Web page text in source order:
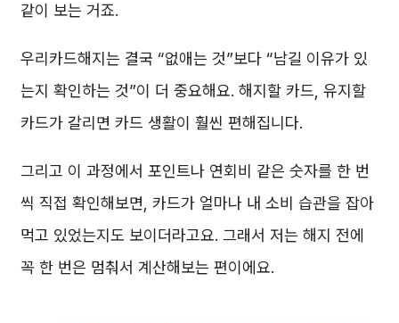
같이 보는 거죠.
우리카드해지는 결국 “없애는 것”보다 “남길 이유가 있
는지 확인하는 것”이 더 중요해요. 해지할 카드, 유지할
카드가 갈리면 카드 생활이 훨씬 편해집니다.
그리고 이 과정에서 포인트나 연회비 같은 숫자를 한 번
씩 직접 확인해보면, 카드가 얼마나 내 소비 습관을 잡아
먹고 있었는지도 보이더라고요. 그래서 저는 해지 전에
꼭 한 번은 멈춰서 계산해보는 편이에요.